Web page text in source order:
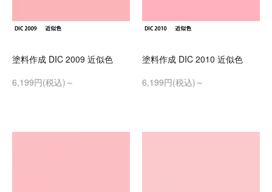
塗料作成 DIC 2009 近似色
6,199円(税込)～
塗料作成 DIC 2010 近似色
6,199円(税込)～